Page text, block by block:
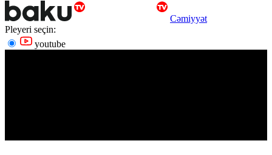
Cəmiyyət
Pleyeri seçin:
youtube